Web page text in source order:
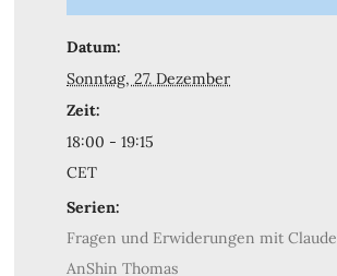
Datum:
Sonntag, 27. Dezember
Zeit:
18:00 - 19:15
CET
Serien:
Fragen und Erwiderungen mit Claude
AnShin Thomas